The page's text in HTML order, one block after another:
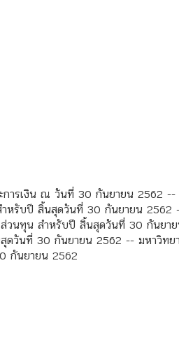
การเงิน ณ วันที่ 30 กันยายน 2562 --
ำหรับปี สิ้นสุดวันที่ 30 กันยายน 2562
วนทุน สำหรับปี สิ้นสุดวันที่ 30 กันยา
ดวันที่ 30 กันยายน 2562 -- มหาวิทย
กันยายน 2562